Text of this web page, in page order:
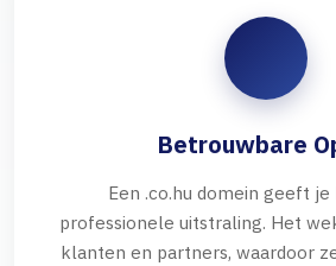
Betrouwbare
Een .co.hu domein geeft
professionele uitstraling. Het
klanten en partners, waardoor